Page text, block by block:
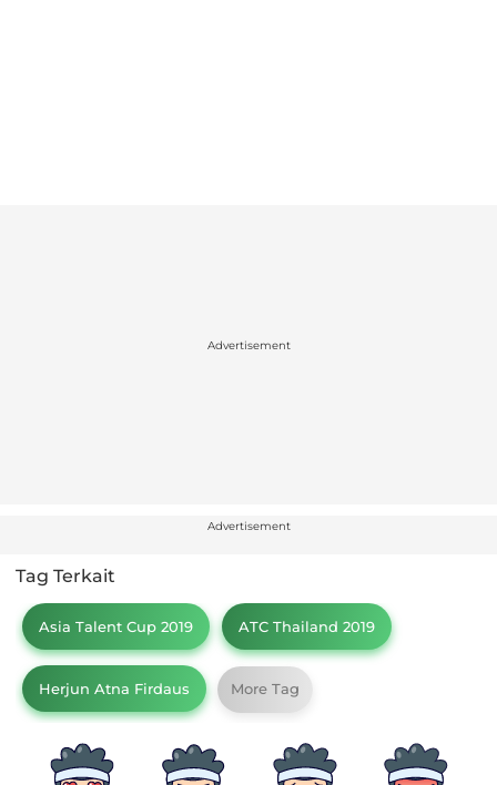
Advertisement
Advertisement
Tag Terkait
Asia Talent Cup 2019 ATC Thailand 2019
Herjun Atna Firdaus More Tag